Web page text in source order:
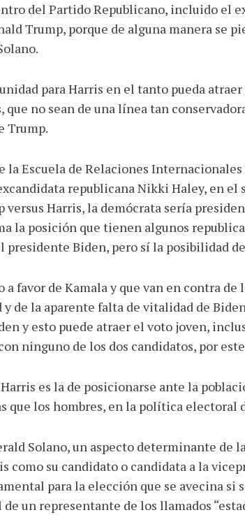
del Partido Republicano, incluido el
Trump, porque de alguna manera se
para Harris en el tanto pueda
no sean de una línea tan
Trump.
la Escuela de Relaciones
republicana Nikki Haley, en el
Harris, la demócrata sería
la posición que tienen algunos
presidente Biden, pero sí la posibilidad
a favor de Kamala y que van en contra
y de la aparente falta de vitalidad de
y esto puede atraer el voto joven,
ninguno de los dos candidatos, por
es la de posicionarse ante la
que los hombres, en la política electoral
Solano, un aspecto determinante de
como su candidato o candidata a la
para la elección que se avecina si
un representante de los llamados